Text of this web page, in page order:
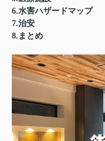
6.水害ハザードマップ
7.治安
8.まとめ